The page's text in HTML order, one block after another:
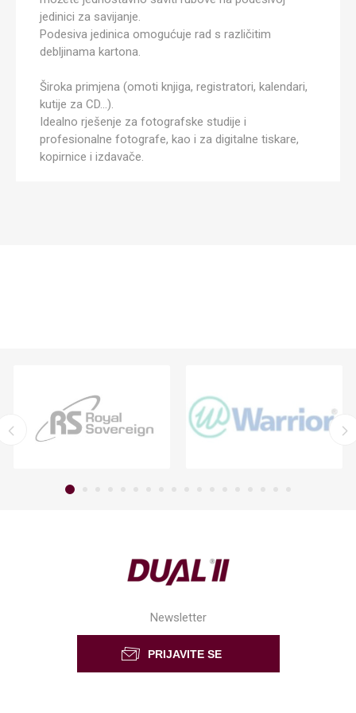
jedinici za savijanje.
Podesiva jedinica omogućuje rad s različitim
debljinama kartona.
Široka primjena (omoti knjiga, registratori, kalendari,
kutije za CD...).
Idealno rješenje za fotografske studije i
profesionalne fotografe, kao i za digitalne tiskare,
kopirnice i izdavače.
Newsletter